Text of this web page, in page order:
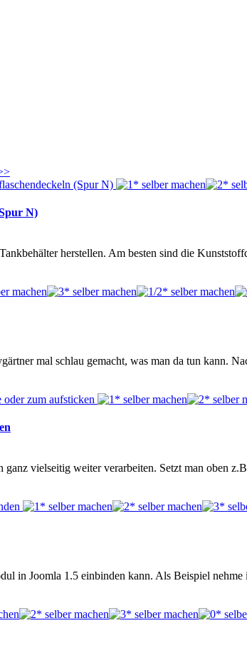
N)
herstellen. Am besten sind die
mal schlau gemacht, was man da tun kann.
vielseitig weiter verarbeiten. Setzt man oben
in Joomla 1.5 einbinden kann. Als Beispiel